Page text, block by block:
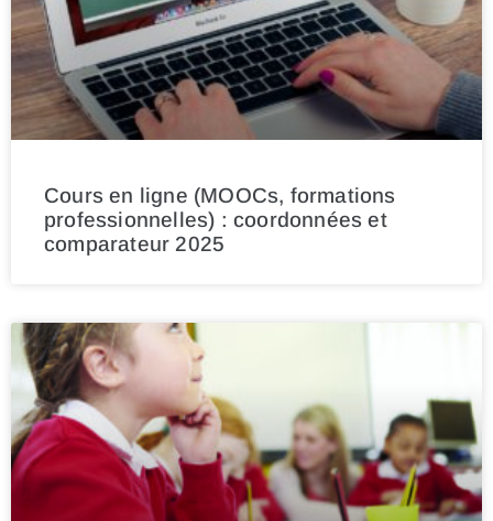
Cours en ligne (MOOCs, formations
professionnelles) : coordonnées et
comparateur 2025